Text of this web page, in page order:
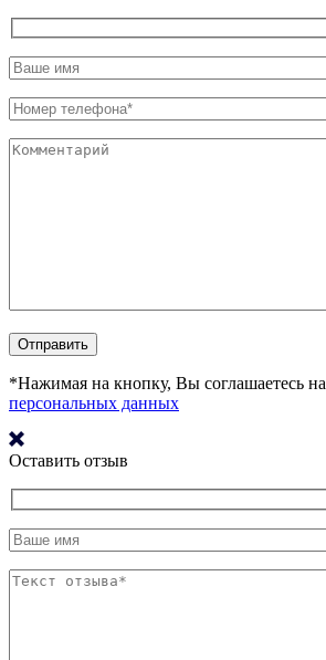
*Нажимая на кнопку, Вы соглашаетесь на
персональных данных
Оставить отзыв